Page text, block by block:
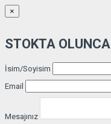
×
STOKTA
İsim/Soyisim
Email
Mesajınız